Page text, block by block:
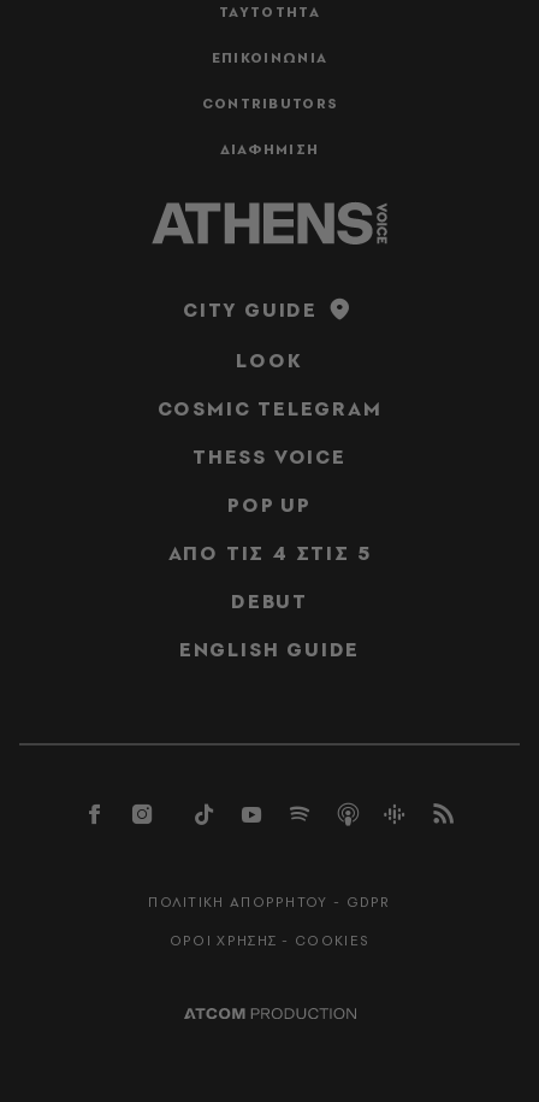
ΤΑΥΤΟΤΗΤΑ
ΕΠΙΚΟΙΝΩΝΙΑ
CONTRIBUTORS
ΔΙΑΦΗΜΙΣΗ
CITY GUIDE
LOOK
COSMIC TELEGRAM
THESS VOICE
POP UP
ΑΠΟ ΤΙΣ 4 ΣΤΙΣ 5
DEBUT
ENGLISH GUIDE
ΠΟΛΙΤΙΚΗ ΑΠΟΡΡΗΤΟΥ - GDPR
ΟΡΟΙ ΧΡΗΣΗΣ - COOKIES